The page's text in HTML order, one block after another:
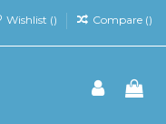
Wishlist () Compare ()